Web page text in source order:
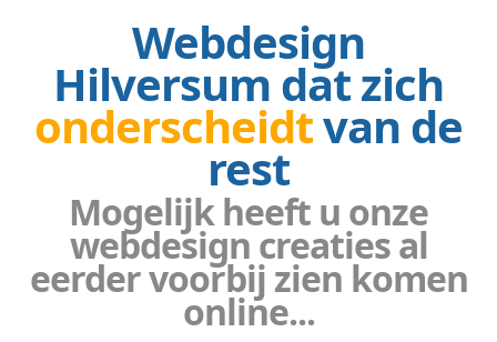
Webdesign
Hilversum dat zich
onderscheidtvan de
rest
Mogelijk heeft u onze
webdesign creaties al
eerder voorbij zien komen
online...